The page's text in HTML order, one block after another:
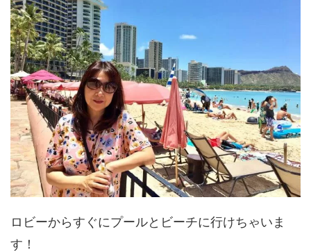
ロビーからすぐにプールとビーチに行けちゃいま
す！